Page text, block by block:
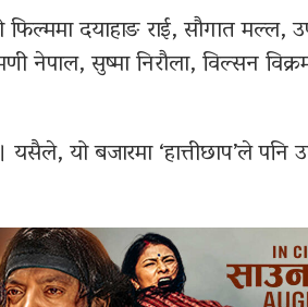
दयाहाङ राई, सौगात मल्ल,
सुष्मा निरौला, विल्सन
यो बजारमा ‘हात्तीछाप’ले पनि